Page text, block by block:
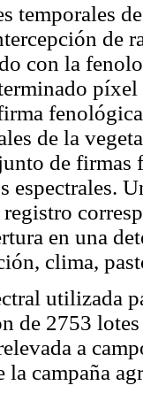
temporales
de
con la
de la
de firmas
espectrales.
registro
en una
clima,
utilizada
de 2753
a
la campaña